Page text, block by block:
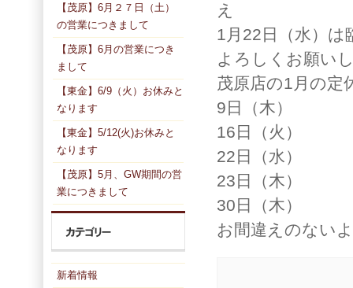
え
1月22日（水）は
よろしくお願い
茂原店の1月の定
9日（木）
16日（火）
22日（水）
23日（木）
30日（木）
お間違えのない
【茂原】6月２７日（土）
の営業につきまして
【茂原】6月の営業につき
まして
【東金】6/9（火）お休みと
なります
【東金】5/12(火)お休みと
なります
【茂原】5月、GW期間の営
業につきまして
新着情報